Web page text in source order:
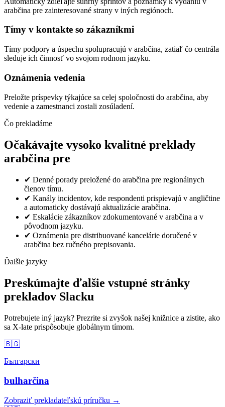
arabčina pre zainteresované strany v iných regiónoch.
Tímy v kontakte so zákazníkmi
Tímy podpory a úspechu spolupracujú v arabčina, zatiaľ čo centrála
sleduje ich činnosť vo svojom rodnom jazyku.
Oznámenia vedenia
Preložte príspevky týkajúce sa celej spoločnosti do arabčina, aby
vedenie a zamestnanci zostali zosúladení.
Čo prekladáme
Očakávajte vysoko kvalitné preklady
arabčina pre
✔ Denné porady preložené do arabčina pre regionálnych
členov tímu.
✔ Kanály incidentov, kde respondenti prispievajú v angličtine
a automaticky dostávajú aktualizácie arabčina.
✔ Eskalácie zákazníkov zdokumentované v arabčina a v
pôvodnom jazyku.
✔ Oznámenia pre distribuované kancelárie doručené v
arabčina bez ručného prepisovania.
Ďalšie jazyky
Preskúmajte ďalšie vstupné stránky
prekladov Slacku
Potrebujete iný jazyk? Prezrite si zvyšok našej knižnice a zistite, ako
sa X-late prispôsobuje globálnym tímom.
🇧🇬
Български
bulharčina
Zobraziť prekladateľskú príručku →